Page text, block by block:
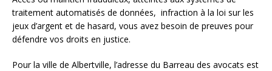
traitement automatisés de données, infraction à la loi sur les
jeux d’argent et de hasard, vous avez besoin de preuves pour
défendre vos droits en justice.
Pour la ville de Albertville, l’adresse du Barreau des avocats est